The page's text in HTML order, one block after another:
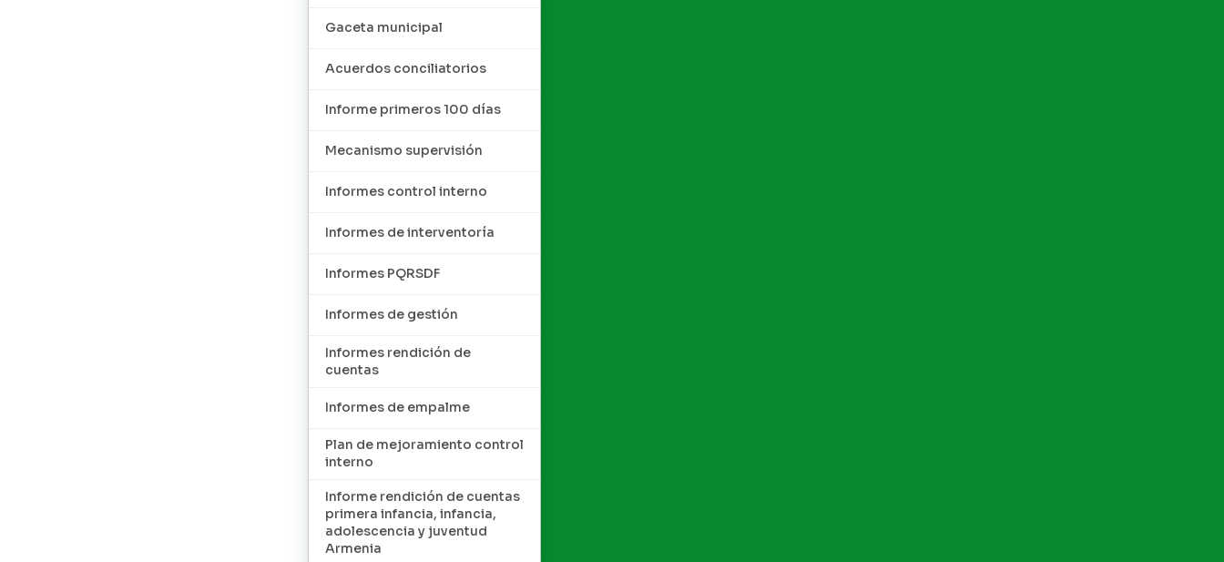
Gaceta municipal
Acuerdos conciliatorios
Informe primeros 100 días
Mecanismo supervisión
Informes control interno
Informes de interventoría
Informes PQRSDF
Informes de gestión
Informes rendición de
cuentas
Informes de empalme
Plan de mejoramiento control
interno
Informe rendición de cuentas
primera infancia, infancia,
adolescencia y juventud
Armenia